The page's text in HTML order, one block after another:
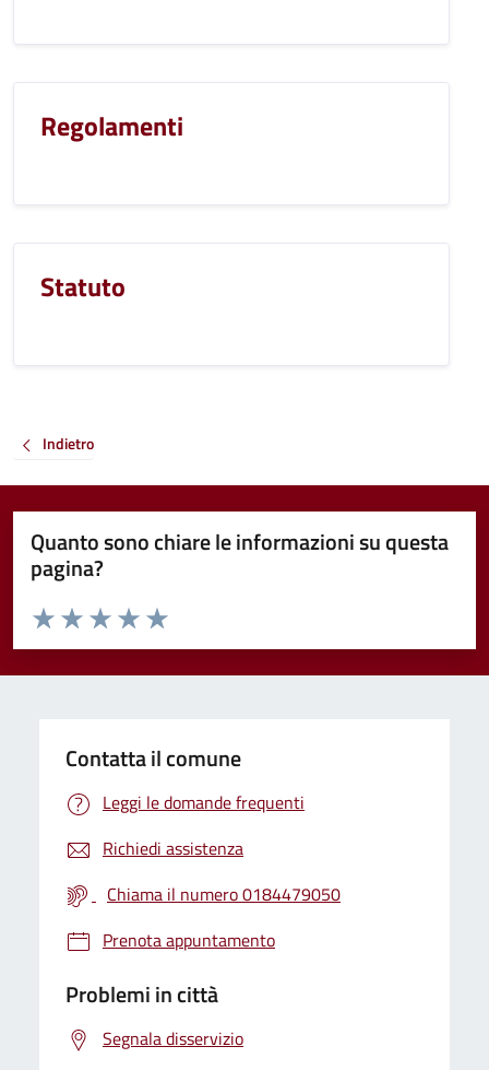
Regolamenti
Statuto
Indietro
Quanto sono chiare le informazioni su questa
pagina?
Valuta da 1 a 5 stelle la pagina
Valuta 5 stelle su 5
Valuta 4 stelle su 5
Valuta 3 stelle su 5
Valuta 2 stelle su 5
Valuta 1 stelle su 5
Contatta il comune
Leggi le domande frequenti
Richiedi assistenza
Chiama il numero 0184479050
Prenota appuntamento
Problemi in città
Segnala disservizio